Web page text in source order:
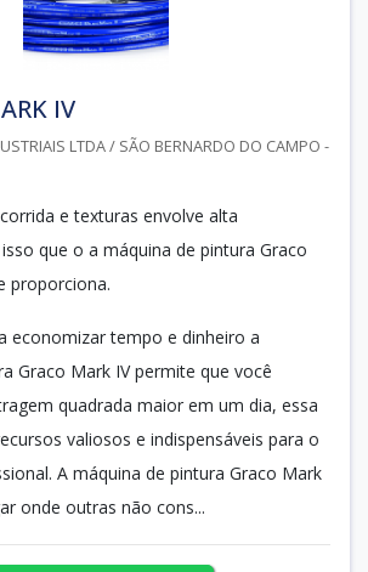
IV
LTDA / SÃO BERNARDO DO CAMPO -
e texturas envolve alta
que o a máquina de pintura Graco
proporciona.
economizar tempo e dinheiro a
Graco Mark IV permite que você
quadrada maior em um dia, essa
valiosos e indispensáveis para o
A máquina de pintura Graco Mark
onde outras não cons...